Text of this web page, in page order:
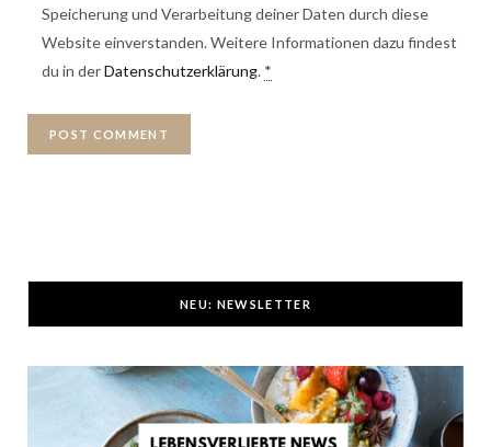
Speicherung und Verarbeitung deiner Daten durch diese
Website einverstanden. Weitere Informationen dazu findest
du in derDatenschutzerklärung. *
NEU: NEWSLETTER